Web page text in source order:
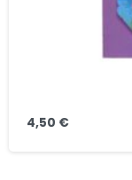
4,50 €